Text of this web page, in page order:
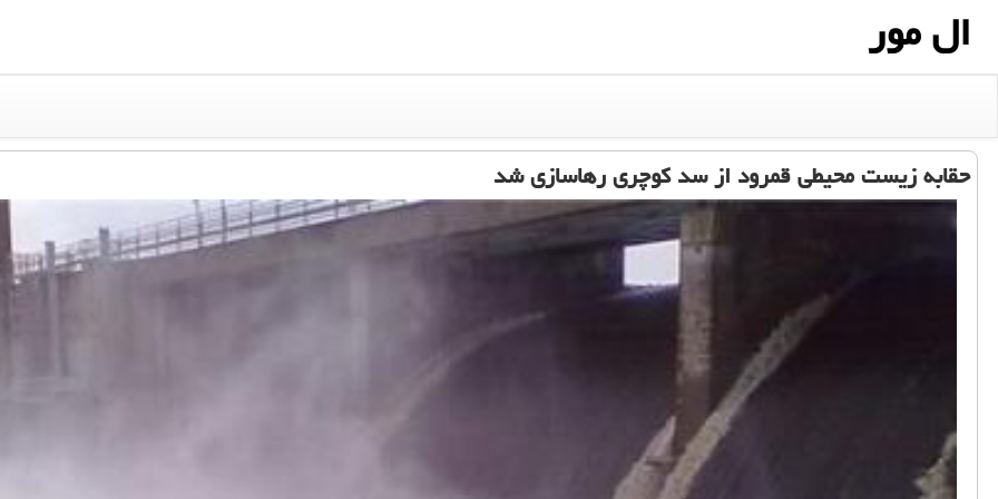
ال مور
حقابه زیست محیطی قمرود از سد كوچری رهاسازی شد